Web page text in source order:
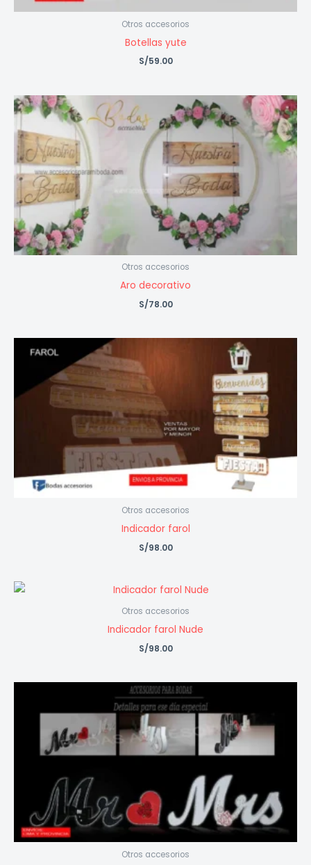
Otros accesorios
Botellas yute
S/59.00
Otros accesorios
Aro decorativo
S/78.00
Otros accesorios
Indicador farol
S/98.00
Otros accesorios
Indicador farol Nude
S/98.00
Otros accesorios